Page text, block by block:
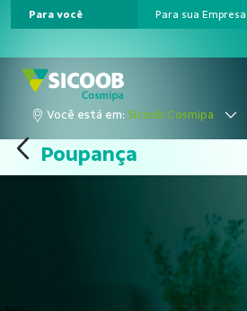
Pular para o Conteúdo principal
Para você Para sua Empresa
Você está em: Sicoob Cosmipa
Poupança